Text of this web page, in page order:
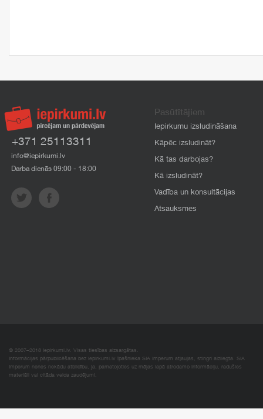
+371 25113311
info@iepirkumi.lv
Darba dienās 09:00 - 18:00
Pasūtītājiem
Iepirkumu izsludināšana
Kāpēc izsludināt?
Kā tas darbojas?
Kā izsludināt?
Vadība un konsultācijas
Atsauksmes
© 2007–2018 Iepirkumi.lv. Visas tiesības aizsargātas.
Informācijas pārpublicēšana bez iepirkumi.lv īpašnieka SIA Imperum atļaujas, stingri aizliegta. SIA
Imperum nenes nekādu atbildību, ja, pamatojoties uz mājas lapā atrodamo informāciju, radušies
materiāli vai citāda veida zaudējumi.